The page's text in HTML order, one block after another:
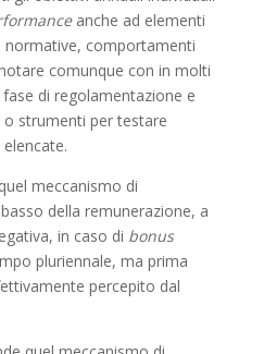
anche ad elementi
normative, comportamenti
comunque con in molti
di regolamentazione e
strumenti per testare
meccanismo di
della remunerazione, a
in caso di bonus
pluriennale, ma prima
percepito dal